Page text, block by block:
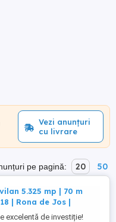
Vezi anunțuri
cu livrare
pe pagină: 20 50
5.325 mp | 70 m
| Rona de Jos |
excelentă de investiție!